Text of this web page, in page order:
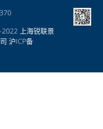
上海锐联景
沪ICP备